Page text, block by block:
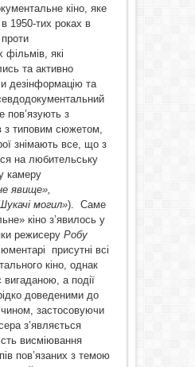
кіно, яке
1950-тих роках в
які
та активно
дезінформацію та
пов’язують з
з типовим сюжетом,
знімають все, що з
на любительську
камеру
явище»,
могил»). Саме
кіно з’явилось у
режисеру Робу
присутні всі
кіно, однак
а події
доведеними до
застосовуючи
з’являється
висміювання
пов’язаних з темою